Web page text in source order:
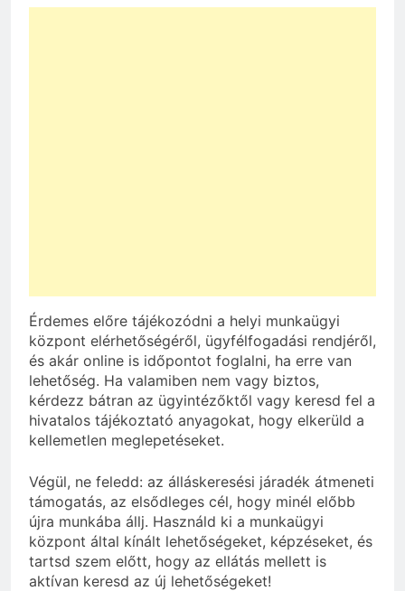
Érdemes előre tájékozódni a helyi munkaügyi
központ elérhetőségéről, ügyfélfogadási rendjéről,
és akár online is időpontot foglalni, ha erre van
lehetőség. Ha valamiben nem vagy biztos,
kérdezz bátran az ügyintézőktől vagy keresd fel a
hivatalos tájékoztató anyagokat, hogy elkerüld a
kellemetlen meglepetéseket.
Végül, ne feledd: az álláskeresési járadék átmeneti
támogatás, az elsődleges cél, hogy minél előbb
újra munkába állj. Használd ki a munkaügyi
központ által kínált lehetőségeket, képzéseket, és
tartsd szem előtt, hogy az ellátás mellett is
aktívan keresd az új lehetőségeket!